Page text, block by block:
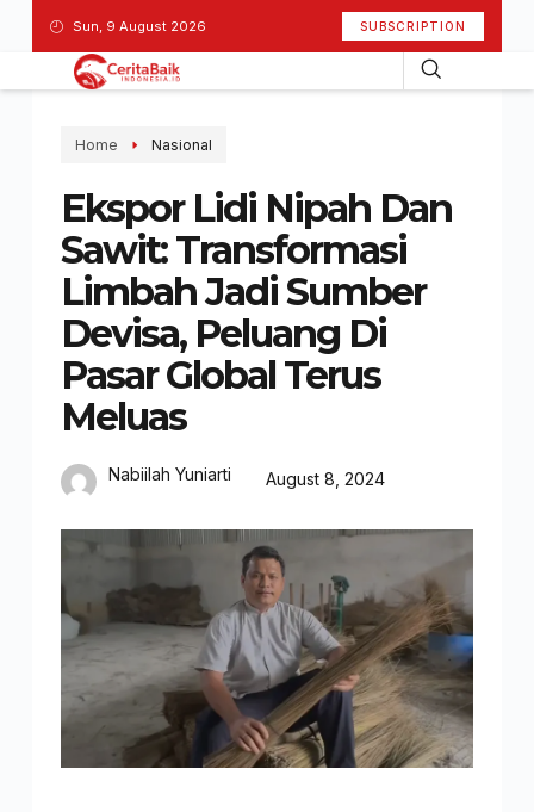
Sun, 9 August 2026 SUBSCRIPTION
Home Nasional
Ekspor Lidi Nipah Dan
Sawit: Transformasi
Limbah Jadi Sumber
Devisa, Peluang Di
Pasar Global Terus
Meluas
Nabiilah Yuniarti August 8, 2024